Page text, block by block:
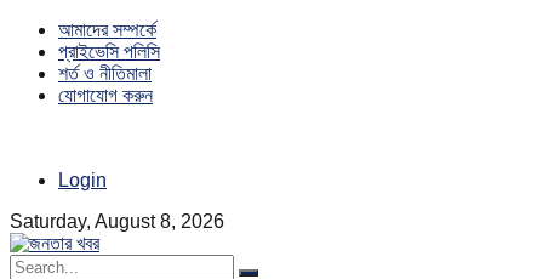
আমাদের সম্পর্কে
প্রাইভেসি পলিসি
শর্ত ও নীতিমালা
যোগাযোগ করুন
Login
Saturday, August 8, 2026